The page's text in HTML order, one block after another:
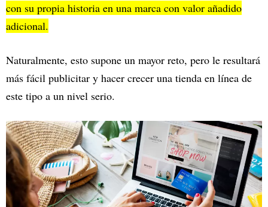
con su propia historia en una marca con valor añadido
adicional.
Naturalmente, esto supone un mayor reto, pero le resultará
más fácil publicitar y hacer crecer una tienda en línea de
este tipo a un nivel serio.